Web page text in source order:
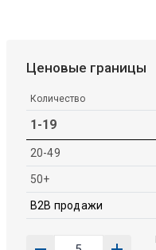
Ценовые границы
Количество
1-19
20-49
50+
B2B продажи